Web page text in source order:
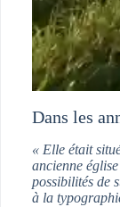
Dans les
« Elle était
ancienne
possibilités de
à la